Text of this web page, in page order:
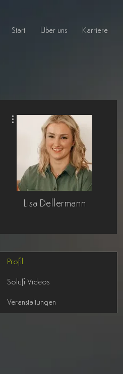
Start Über uns Karriere
Lisa Dellermann
Profil
Solufi Videos
Veranstaltungen